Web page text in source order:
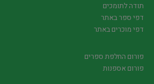
תודה לתומכים
דפי ספר באתר
דפי מוכרים באתר
פורום החלפת ספרים
פורום אספנות